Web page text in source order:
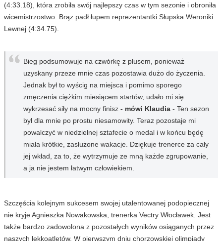
(4:33.18), która zrobiła swój najlepszy czas w tym sezonie i obroniła
wicemistrzostwo. Brąz padł łupem reprezentantki Słupska Weroniki
Lewnej (4:34.75).
Bieg podsumowuje na czwórkę z plusem, ponieważ
uzyskany przeze mnie czas pozostawia dużo do życzenia.
Jednak był to wyścig na miejsca i pomimo sporego
zmęczenia ciężkim miesiącem startów, udało mi się
wykrzesać siły na mocny finisz - mówi Klaudia - Ten sezon
był dla mnie po prostu niesamowity. Teraz pozostaje mi
powalczyć w niedzielnej sztafecie o medal i w końcu będę
miała krótkie, zasłużone wakacje. Dziękuje trenerce za cały
jej wkład, za to, że wytrzymuje ze mną każde zgrupowanie,
a ja nie jestem łatwym człowiekiem.
Szczęścia kolejnym sukcesem swojej utalentowanej podopiecznej
nie kryje Agnieszka Nowakowska, trenerka Vectry Włocławek. Jest
także bardzo zadowolona z pozostałych wyników osiąganych przez
naszych lekkoatletów. W pierwszym dniu chorzowskiej olimpiady